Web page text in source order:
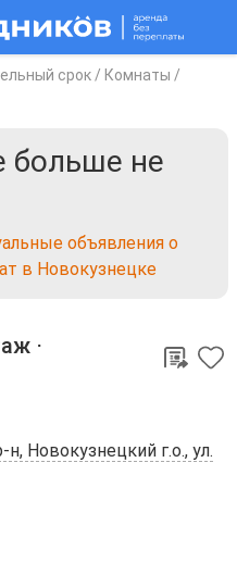
срок / Комнаты /
больше не
объявления о
в Новокузнецке
⋅
Новокузнецкий г.о., ул.